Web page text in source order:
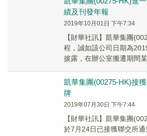
績及刊發年報
2019年10月01日 下午7:34
【財華社訊】凱華集團
程，誠如該公司日期為
披露，在辦公室搬遷期間
凱華集團(00275-HK)接
牌
2019年07月30日 下午7:44
【財華社訊】凱華集團
於7月24日已接獲聯交所